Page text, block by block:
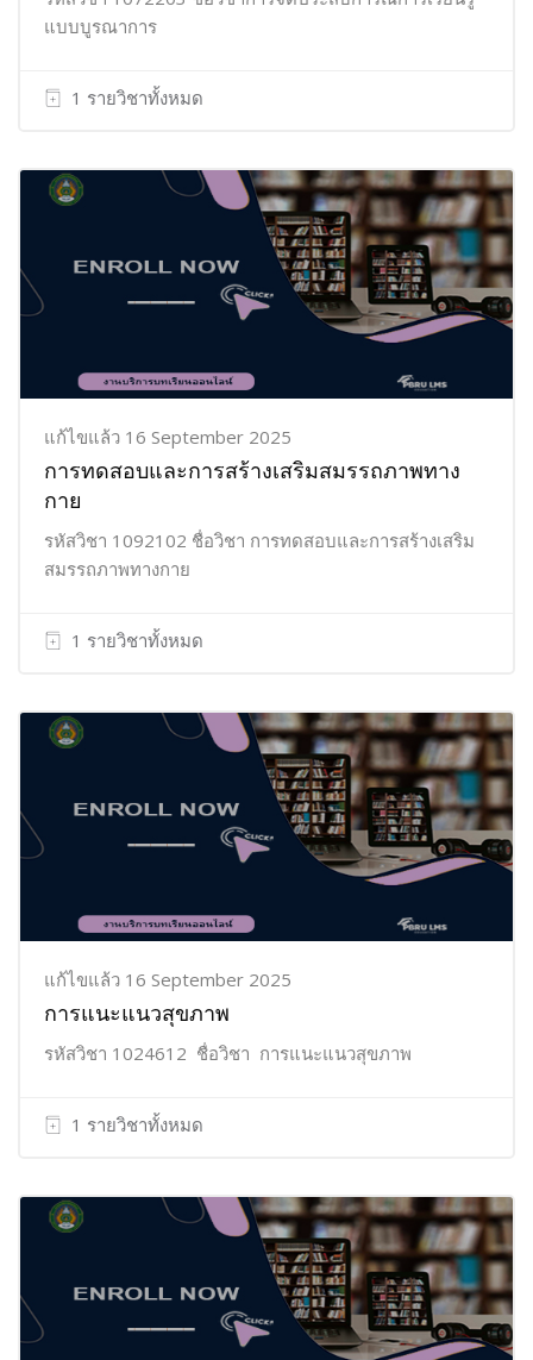
แบบบูรณาการ
1 รายวิชาทั้งหมด
แก้ไขแล้ว 16 September 2025
การทดสอบและการสร้างเสริมสมรรถภาพทาง
กาย
รหัสวิชา 1092102 ชื่อวิชา การทดสอบและการสร้างเสริม
สมรรถภาพทางกาย
1 รายวิชาทั้งหมด
แก้ไขแล้ว 16 September 2025
การแนะแนวสุขภาพ
รหัสวิชา 1024612 ชื่อวิชา การแนะแนวสุขภาพ
1 รายวิชาทั้งหมด